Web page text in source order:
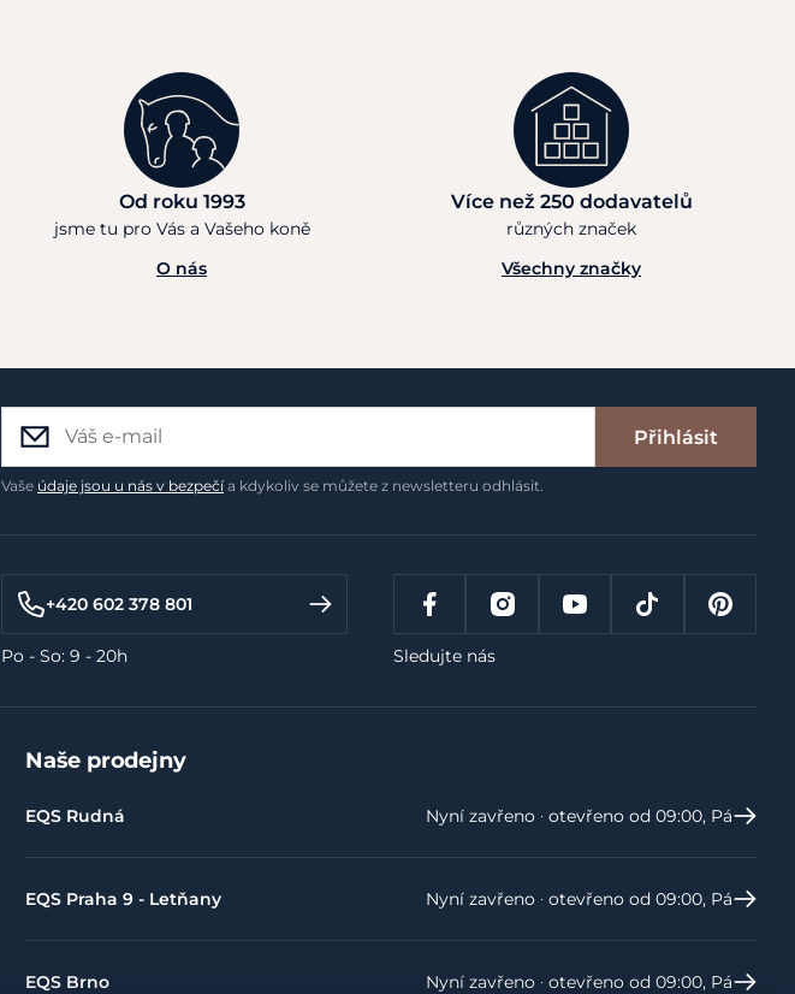
Od roku 1993
jsme tu pro Vás a Vašeho koně
O nás
Více než 250 dodavatelů
různých značek
Všechny značky
Přihlásit
Vaše údaje jsou u nás v bezpečía kdykoliv se můžete z newsletteru odhlásit.
+420 602 378 801
Po - So: 9 - 20h Sledujte nás
Naše prodejny
EQS Rudná Nyní zavřeno ‧ otevřeno od 09:00, Pá
EQS Praha 9 - Letňany Nyní zavřeno ‧ otevřeno od 09:00, Pá
EQS Brno Nyní zavřeno ‧ otevřeno od 09:00, Pá